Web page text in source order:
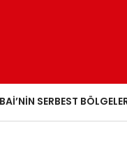
SERBEST